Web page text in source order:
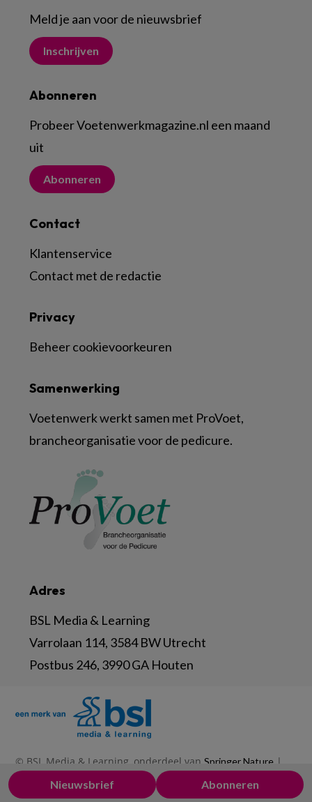
Meld je aan voor de nieuwsbrief
Inschrijven
Abonneren
Probeer Voetenwerkmagazine.nl een maand
uit
Abonneren
Contact
Klantenservice
Contact met de redactie
Adres
BSL Media & Learning
Varrolaan 114, 3584 BW Utrecht
Postbus 246, 3990 GA Houten
Samenwerking
Voetenwerk werkt samen met ProVoet,
brancheorganisatie voor de pedicure.
Privacy
Beheer cookievoorkeuren
© BSL Media & Learning, onderdeel van Springer Nature |
Privacy Statement | Disclaimer|Voorwaarden
Nieuwsbrief Abonneren